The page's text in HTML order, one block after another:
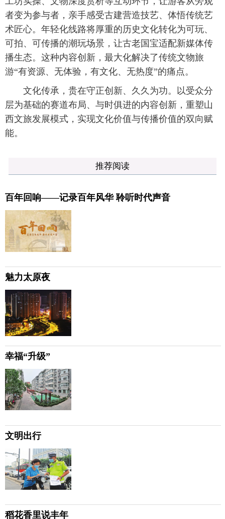
者变为参与者，亲手感受古建营造技艺、体悟传统艺
术匠心。年轻化线路将厚重的历史文化转化为可玩、
可拍、可传播的潮玩场景，让古老国宝适配新媒体传
播生态。这种内容创新，最大化解决了传统文物旅
游“有资源、无体验，有文化、无热度”的痛点。
文化传承，贵在守正创新、久久为功。以受众分
层为基础的赛道布局、与时俱进的内容创新，重塑山
西文旅发展模式，实现文化价值与传播价值的双向赋
能。
推荐阅读
百年回响——记录百年风华 聆听时代声音
魅力太原夜
幸福“升级”
文明出行
稻花香里说丰年